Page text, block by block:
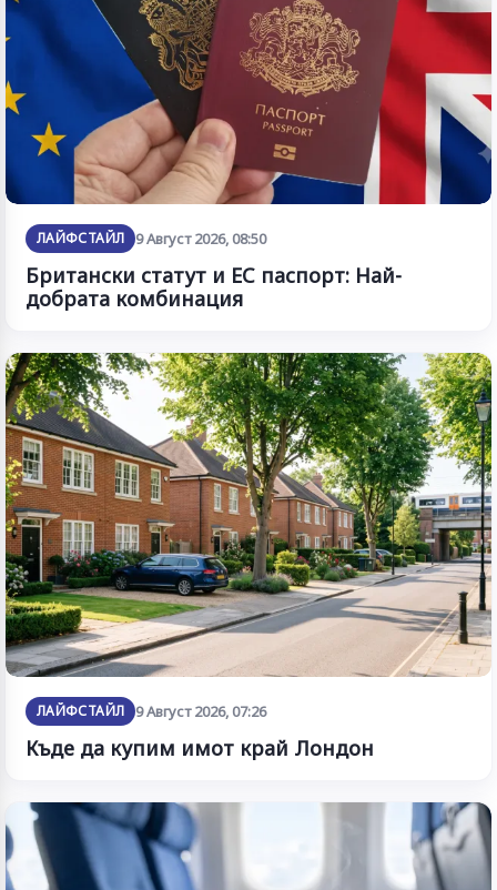
ЛАЙФСТАЙЛ 9 Август 2026, 08:50
Британски статут и ЕС паспорт: Най-
добрата комбинация
ЛАЙФСТАЙЛ 9 Август 2026, 07:26
Къде да купим имот край Лондон